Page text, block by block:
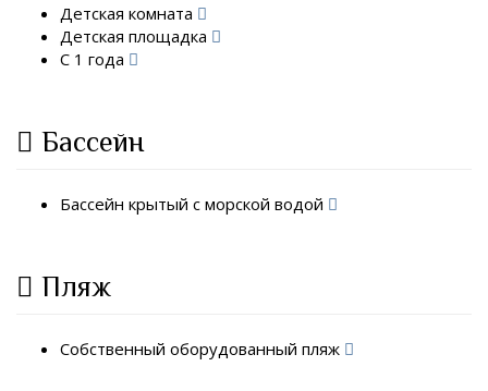
Детская комната
Детская площадка
С 1 года
Бассейн
Бассейн крытый с морской водой
Пляж
Собственный оборудованный пляж